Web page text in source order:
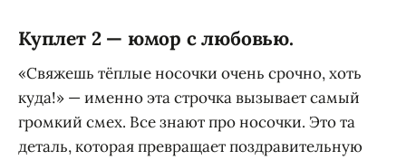
Куплет 2 — юмор с любовью.
«Свяжешь тёплые носочки очень срочно, хоть
куда!» — именно эта строчка вызывает самый
громкий смех. Все знают про носочки. Это та
деталь, которая превращает поздравительную